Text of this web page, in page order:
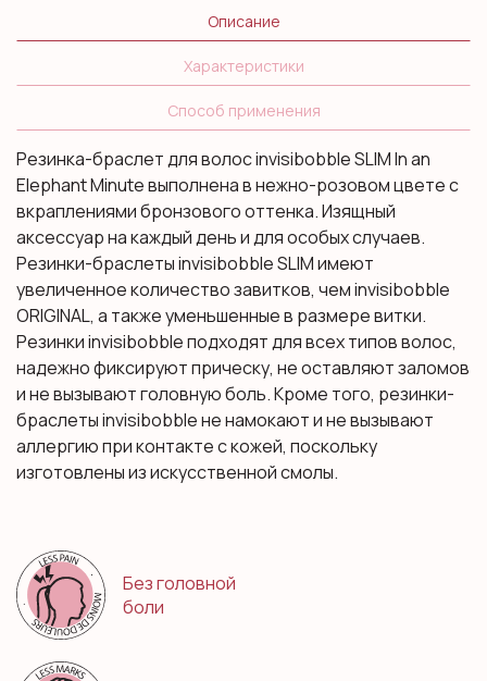
Описание
Характеристики
Способ применения
Резинка-браслет для волос invisibobble SLIM In an
Elephant Minute выполнена в нежно-розовом цвете с
вкраплениями бронзового оттенка. Изящный
аксессуар на каждый день и для особых случаев.
Резинки-браслеты invisibobble SLIM имеют
увеличенное количество завитков, чем invisibobble
ORIGINAL, а также уменьшенные в размере витки.
Резинки invisibobble подходят для всех типов волос,
надежно фиксируют прическу, не оставляют заломов
и не вызывают головную боль. Кроме того, резинки-
браслеты invisibobble не намокают и не вызывают
аллергию при контакте с кожей, поскольку
изготовлены из искусственной смолы.
Без головной
боли